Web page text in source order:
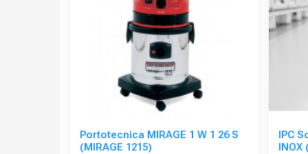
Portotecnica MIRAGE 1 W 1 26 S
(MIRAGE 1215)
IPC